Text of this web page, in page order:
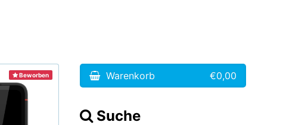
Beworben Warenkorb €0,00
Suche